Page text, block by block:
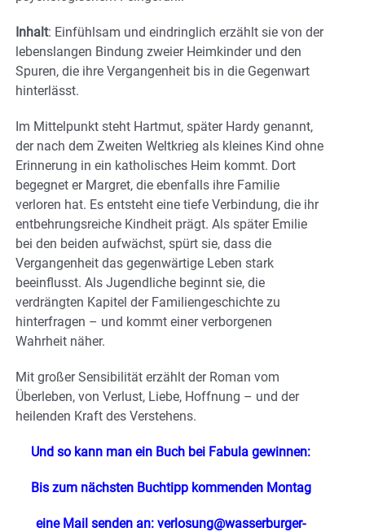
Inhalt: Einfühlsam und eindringlich erzählt sie von der
lebenslangen Bindung zweier Heimkinder und den
Spuren, die ihre Vergangenheit bis in die Gegenwart
hinterlässt.
Im Mittelpunkt steht Hartmut, später Hardy genannt,
der nach dem Zweiten Weltkrieg als kleines Kind ohne
Erinnerung in ein katholisches Heim kommt. Dort
begegnet er Margret, die ebenfalls ihre Familie
verloren hat. Es entsteht eine tiefe Verbindung, die ihr
entbehrungsreiche Kindheit prägt. Als später Emilie
bei den beiden aufwächst, spürt sie, dass die
Vergangenheit das gegenwärtige Leben stark
beeinflusst. Als Jugendliche beginnt sie, die
verdrängten Kapitel der Familiengeschichte zu
hinterfragen – und kommt einer verborgenen
Wahrheit näher.
Mit großer Sensibilität erzählt der Roman vom
Überleben, von Verlust, Liebe, Hoffnung – und der
heilenden Kraft des Verstehens.
Und so kann man ein Buch bei Fabula gewinnen:
Bis zum nächsten Buchtipp kommenden Montag
eine Mail senden an: verlosung@wasserburger-